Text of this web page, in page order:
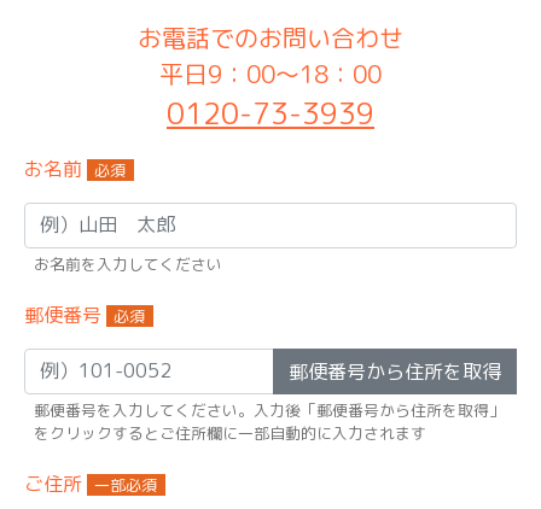
お電話でのお問い合わせ
平日9：00～18：00
0120-73-3939
お名前 必須
お名前を入力してください
郵便番号 必須
郵便番号から住所を取得
郵便番号を入力してください。入力後「郵便番号から住所を取得」
をクリックするとご住所欄に一部自動的に入力されます
ご住所 一部必須